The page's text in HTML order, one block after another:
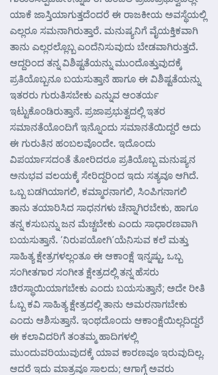
ಯಾಕೆ ಜಾಸ್ತಿಯಾಗುತ್ತದೆಂದರೆ ಈ ರಾಜಕೀಯ ಅವಸ್ಥೆಯಲ್ಲಿ
ಎಲ್ಲರೂ ಸಮನಾಗಿರುತ್ತಾರೆ. ಮನುಷ್ಯನಿಗೆ ವೈಯಕ್ತಿಕವಾಗಿ
ತಾನು ಎಲ್ಲರಲ್ಲೊಬ್ಬ ಎಂದೆನಿಸುವುದು ಬೇಡವಾಗಿರುತ್ತದೆ.
ಆದ್ದರಿಂದ ತನ್ನ ವಿಶಿಷ್ಟತೆಯನ್ನು ಮುಂದೊತ್ತುವುದಕ್ಕೆ
ಪ್ರತಿಯೊಬ್ಬನೂ ಬಯಸುತ್ತಾನೆ ಹಾಗೂ ಈ ವಿಶಿಷ್ಟತೆಯನ್ನು
ಇತರರು ಗುರುತಿಸಬೇಕು ಎನ್ನುವ ಆಂತರ್ಯ
ಇಟ್ಟುಕೊಂಡಿರುತ್ತಾನೆ. ಪ್ರಜಾಪ್ರಭುತ್ವದಲ್ಲಿ ಇತರ
ಸಮಾನತೆಯೊಂದಿಗೆ ಇನ್ನೊಂದು ಸಮಾನತೆಯಿದ್ದರೆ ಅದು
ಈ ಗುರುತಿನ ಹಂಬಲವೊಂದೇ. ಇದೊಂದು
ವಿಪರ್ಯಾಸದಂತೆ ತೋರಿದರೂ ಪ್ರತಿಯೊಬ್ಬ ಮನುಷ್ಯನ
ಅನುಭವ ವಲಯಕ್ಕೆ ಸೇರಿದ್ದರಿಂದ ಇದು ಸತ್ಯವೂ ಆಗಿದೆ.
ಒಬ್ಬ ಬಡಗಿಯಾಗಲಿ, ಕಮ್ಮಾರನಾಗಲಿ, ಸಿಂಪಿಗನಾಗಲಿ
ತಾನು ತಯಾರಿಸಿದ ಸಾಧನಗಳು ಚೆನ್ನಾಗಿರಬೇಕು, ಹಾಗೂ
ತನ್ನ ಕಸುಬನ್ನು ಜನ ಮೆಚ್ಚಬೇಕು ಎಂದು ಸಾಧಾರಣವಾಗಿ
ಬಯಸುತ್ತಾನೆ. ‘ನಿರುಪಯೋಗಿ’ಯೆನಿಸುವ ಕಲೆ ಮತ್ತು
ಸಾಹಿತ್ಯ ಕ್ಷೇತ್ರಗಳಲ್ಲಂತೂ ಈ ಆಕಾಂಕ್ಷೆ ಇನ್ನಷ್ಟು. ಒಬ್ಬ
ಸಂಗೀತಗಾರ ಸಂಗೀತ ಕ್ಷೇತ್ರದಲ್ಲಿ ತನ್ನ ಹೆಸರು
ಚಿರಸ್ಥಾಯಿಯಾಗಬೇಕು ಎಂದು ಬಯಸುತ್ತಾನೆ; ಅದೇ ರೀತಿ
ಓಬ್ಬ ಕವಿ ಸಾಹಿತ್ಯ ಕ್ಷೇತ್ರದಲ್ಲಿ ತಾನು ಅಮರನಾಗಬೇಕು
ಎಂದು ಆಶಿಸುತ್ತಾನೆ. ಇಂಥದೊಂದು ಆಕಾಂಕ್ಷೆಯಿಲ್ಲದಿದ್ದರೆ
ಈ ಕಲಾವಿದರಿಗೆ ತಂತಮ್ಮ ಹಾದಿಗಳಲ್ಲಿ
ಮುಂದುವರಿಯುವುದಕ್ಕೆ ಯಾವ ಕಾರಣವೂ ಇರುವುದಿಲ್ಲ.
ಆದರೆ ಇದು ಮಾತ್ರವೂ ಸಾಲದು; ಆಗಾಗ್ಗೆ ಅವರು